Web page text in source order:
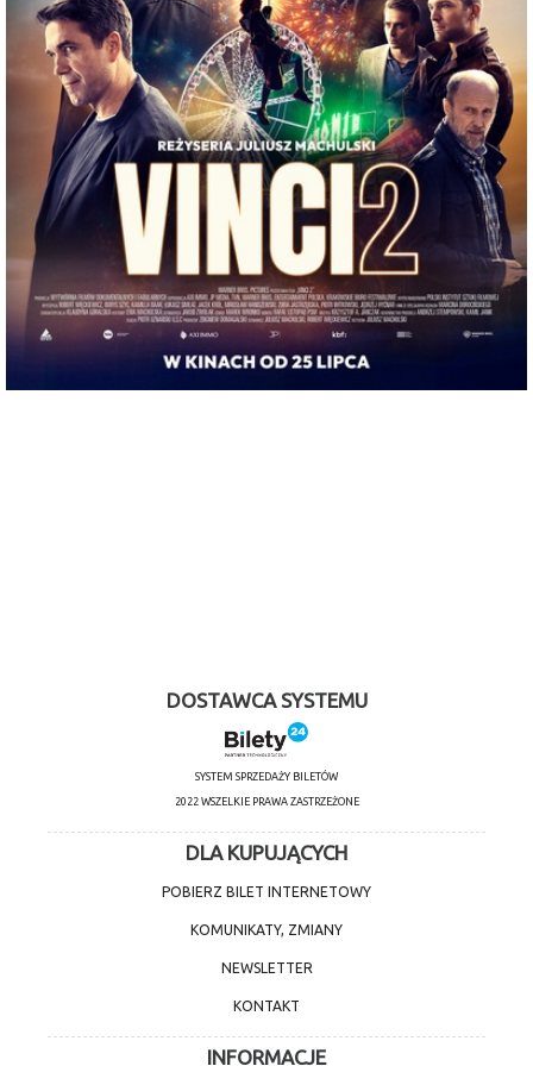
miejscowość:
Lubin
adres:
Armii Krajowej 1
data i godzina:
04.08.2025, g. 17:00
Info
Opis wydarzenia:
Bezpośrednia kontynuacja kultowej komedii kryminalnej „Vinci” z 2004
r. Akcja rozpoczyna się 20 lat później. Były złodziej sztuki Cuma
(Robert Więckiewicz) spędza emeryturę na andaluzyjskim wybrzeżu.
Odwiedza go stary znajomy, paser Chudy (Mirosław Haniszewski), były
współpracownik Grubego, proponując kolejny skok w Polsce.
DOSTAWCA SYSTEMU
SYSTEM SPRZEDAŻY BILETÓW
2022 WSZELKIE PRAWA ZASTRZEŻONE
DLA KUPUJĄCYCH
POBIERZ BILET INTERNETOWY
KOMUNIKATY, ZMIANY
NEWSLETTER
KONTAKT
INFORMACJE